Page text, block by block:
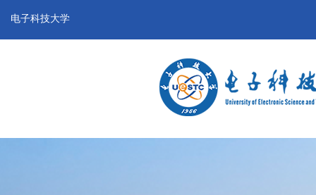
电子科技大学